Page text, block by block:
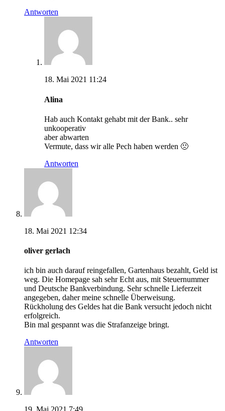
Antworten
18. Mai 2021 11:24
Alina
Hab auch Kontakt gehabt mit der Bank.. sehr
unkooperativ
aber abwarten
Vermute, dass wir alle Pech haben werden 🙁
Antworten
18. Mai 2021 12:34
oliver gerlach
ich bin auch darauf reingefallen, Gartenhaus bezahlt, Geld ist
weg. Die Homepage sah sehr Echt aus, mit Steuernummer
und Deutsche Bankverbindung. Sehr schnelle Lieferzeit
angegeben, daher meine schnelle Überweisung.
Rückholung des Geldes hat die Bank versucht jedoch nicht
erfolgreich.
Bin mal gespannt was die Strafanzeige bringt.
Antworten